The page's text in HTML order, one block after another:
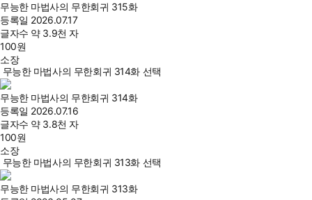
무능한 마법사의 무한회귀 315화
등록일 2026.07.17
글자수 약 3.9천 자
100원
소장
무능한 마법사의 무한회귀 314화 선택
무능한 마법사의 무한회귀 314화
등록일 2026.07.16
글자수 약 3.8천 자
100원
소장
무능한 마법사의 무한회귀 313화 선택
무능한 마법사의 무한회귀 313화